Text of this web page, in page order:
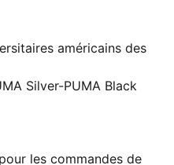
américains des
est un modèle
qui vous plonge
rétro. La tige construite
confort optimal à
Silver-PUMA Black
les commandes de